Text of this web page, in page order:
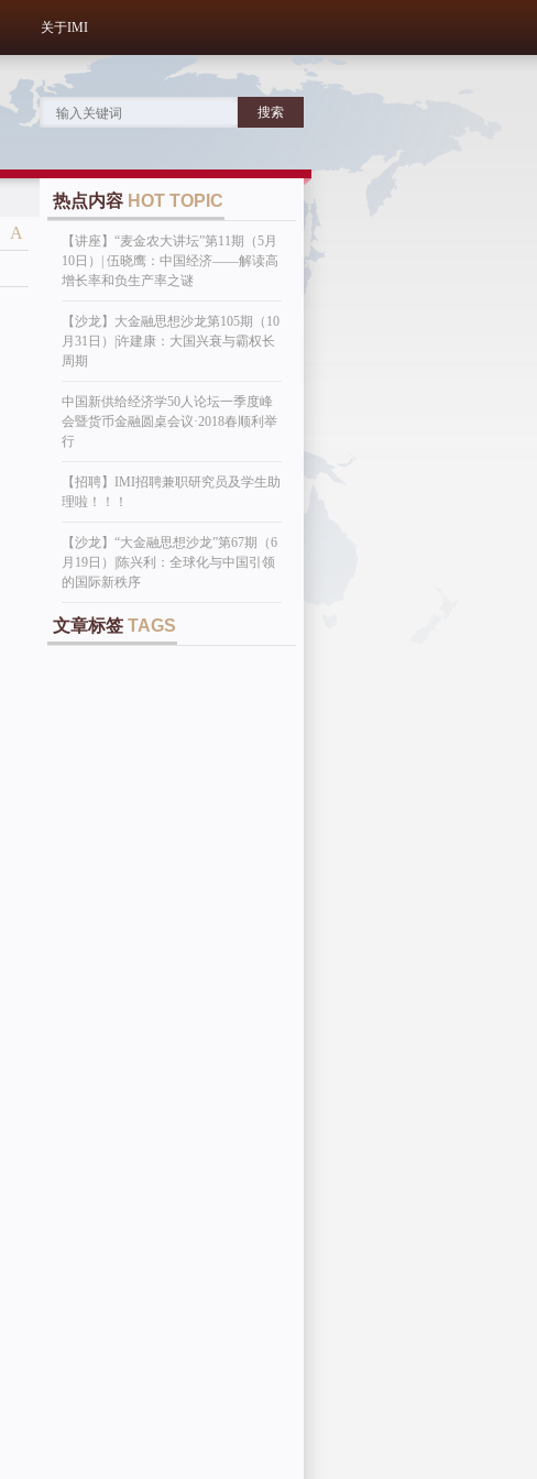
关于IMI
A
热点内容 HOT TOPIC
【讲座】“麦金农大讲坛”第11期（5月
10日）| 伍晓鹰：中国经济——解读高
增长率和负生产率之谜
【沙龙】大金融思想沙龙第105期（10
月31日）|许建康：大国兴衰与霸权长
周期
中国新供给经济学50人论坛一季度峰
会暨货币金融圆桌会议·2018春顺利举
行
【招聘】IMI招聘兼职研究员及学生助
理啦！！！
【沙龙】“大金融思想沙龙”第67期（6
月19日）|陈兴利：全球化与中国引领
的国际新秩序
文章标签 TAGS